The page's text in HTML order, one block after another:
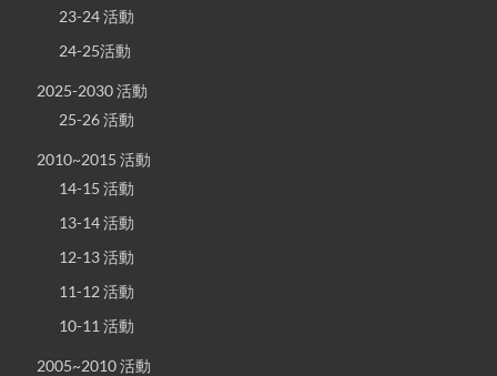
23-24 活動
24-25活動
2025-2030 活動
25-26 活動
2010~2015 活動
14-15 活動
13-14 活動
12-13 活動
11-12 活動
10-11 活動
2005~2010 活動